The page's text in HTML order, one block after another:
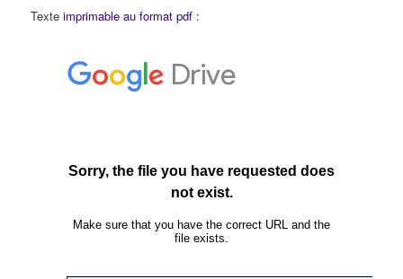
Texteimprimable au format pdf :